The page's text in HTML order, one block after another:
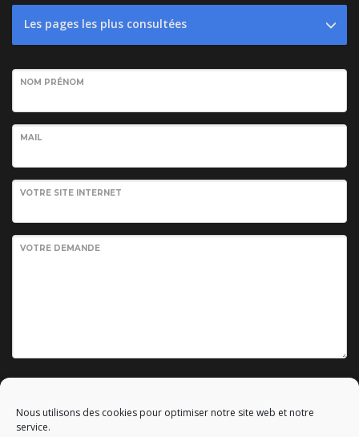
Nous utilisons des cookies pour optimiser notre site web et notre
service.
Les pages les plus consultées
NOM PRÉNOM
MAIL
VOTRE SITE INTERNET
VOTRE DEMANDE